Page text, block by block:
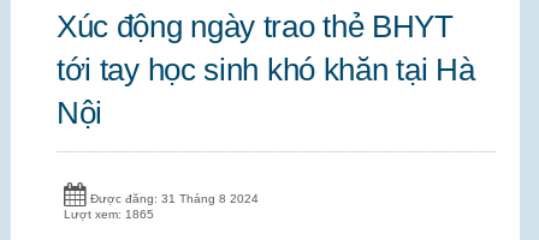
Xúc động ngày trao thẻ BHYT
tới tay học sinh khó khăn tại Hà
Nội
Được đăng: 31 Tháng 8 2024
Lượt xem: 1865